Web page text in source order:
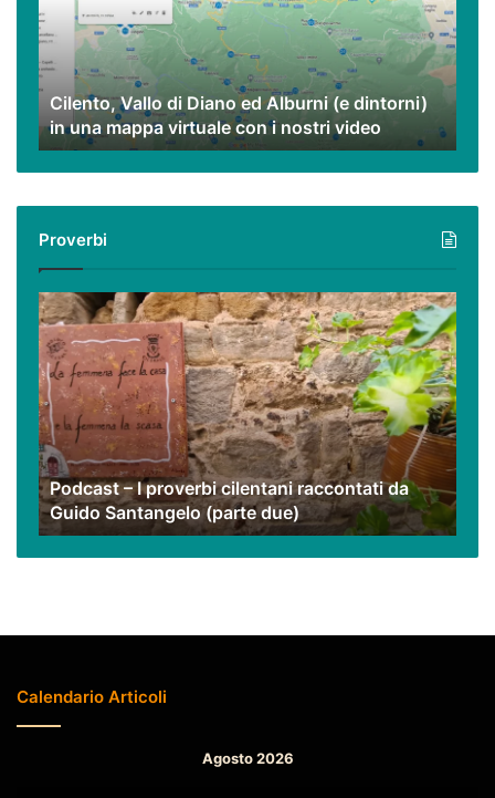
ed
Alburni
(e
dintorni)
una
mappa
virtuale
nostri
video
Cilento, Vallo di Diano ed Alburni (e dintorni)
in una mappa virtuale con i nostri video
Proverbi
Podcast
–
I
proverbi
cilentani
raccontati
da
Guido
Santangelo
(parte
due)
Podcast – I proverbi cilentani raccontati da
Guido Santangelo (parte due)
Calendario Articoli
Agosto 2026